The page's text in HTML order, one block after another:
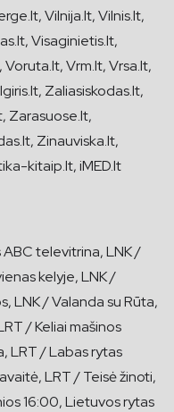
Vilnija.lt, Vilnis.lt,
Visaginietis.lt,
Vrm.lt, Vrsa.lt,
Zaliasiskodas.lt,
Zarasuose.lt,
Zinauviska.lt,
kitaip.lt, iMED.lt
televitrina, LNK /
kelyje, LNK /
LNK / Valanda su Rūta,
/ Keliai mašinos
LRT / Labas rytas
LRT / Teisė žinoti,
16:00, Lietuvos rytas